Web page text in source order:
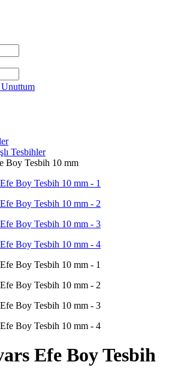
Tesbihler
Boy Tesbih 10 mm
Efe Boy Tesbih